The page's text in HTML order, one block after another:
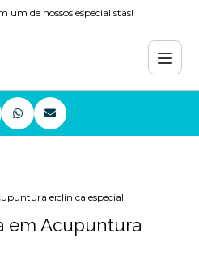
um de nossos especialistas!
enxaqueca
clinica especialista em
em Acupuntura